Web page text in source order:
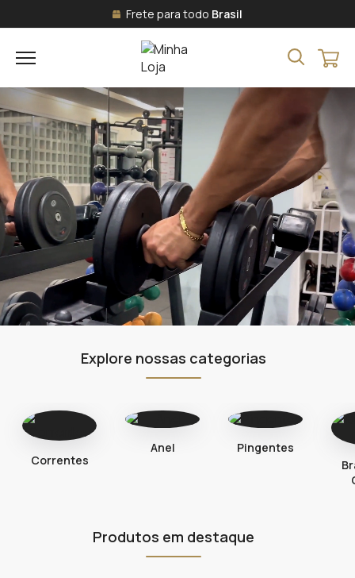
Frete para todoBrasil
Explore nossas categorias
Correntes
Anel
Pingentes
Produtos em destaque